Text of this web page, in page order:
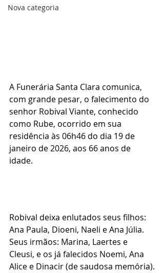
Nova categoria
A Funerária Santa Clara comunica,
com grande pesar, o falecimento do
senhor Robival Viante, conhecido
como Rube, ocorrido em sua
residência às 06h46 do dia 19 de
janeiro de 2026, aos 66 anos de
idade.
Robival deixa enlutados seus filhos:
Ana Paula, Dioeni, Naeli e Ana Júlia.
Seus irmãos: Marina, Laertes e
Cleusi, e os já falecidos Noemi, Ana
Alice e Dinacir (de saudosa memória).